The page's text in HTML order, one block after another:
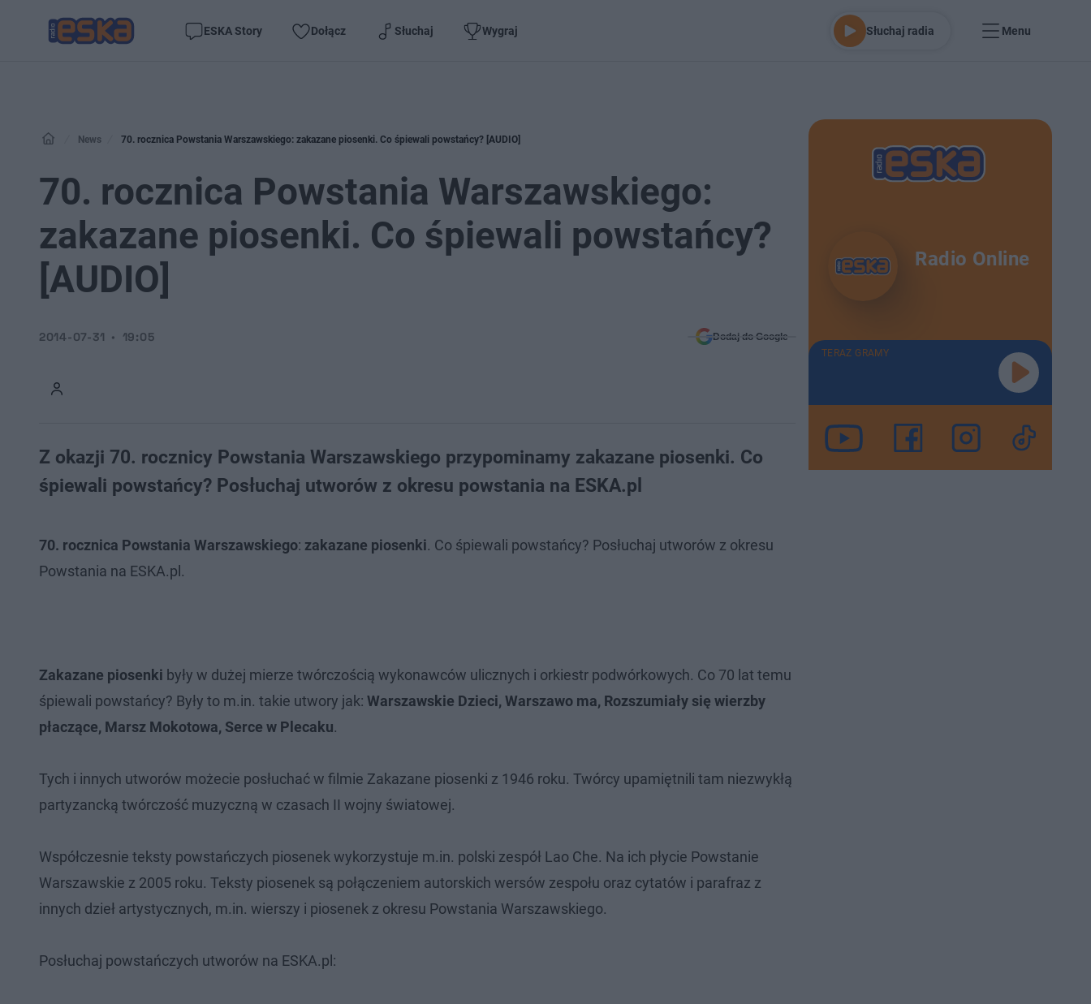
ESKA Story Dołącz Słuchaj Wygraj Słuchaj radia Menu
News 70. rocznica Powstania Warszawskiego: zakazane piosenki. Co śpiewali powstańcy? [AUDIO]
70. rocznica Powstania Warszawskiego:
zakazane piosenki. Co śpiewali powstańcy?
[AUDIO]
2014-07-31 19:05 Dodaj do Google
Z okazji 70. rocznicy Powstania Warszawskiego przypominamy zakazane piosenki. Co
śpiewali powstańcy? Posłuchaj utworów z okresu powstania na ESKA.pl
70. rocznica Powstania Warszawskiego: zakazane piosenki. Co śpiewali powstańcy? Posłuchaj utworów z okresu
Powstania na ESKA.pl.
Zakazane piosenki były w dużej mierze twórczością wykonawców ulicznych i orkiestr podwórkowych. Co 70 lat temu
śpiewali powstańcy? Były to m.in. takie utwory jak: Warszawskie Dzieci, Warszawo ma, Rozszumiały się wierzby
płaczące, Marsz Mokotowa, Serce w Plecaku.
Tych i innych utworów możecie posłuchać w filmie Zakazane piosenki z 1946 roku. Twórcy upamiętnili tam niezwykłą
partyzancką twórczość muzyczną w czasach II wojny światowej.
Współczesnie teksty powstańczych piosenek wykorzystuje m.in. polski zespół Lao Che. Na ich płycie Powstanie
Warszawskie z 2005 roku. Teksty piosenek są połączeniem autorskich wersów zespołu oraz cytatów i parafraz z
innych dzieł artystycznych, m.in. wierszy i piosenek z okresu Powstania Warszawskiego.
Posłuchaj powstańczych utworów na ESKA.pl:
Radio Online
TERAZ GRAMY